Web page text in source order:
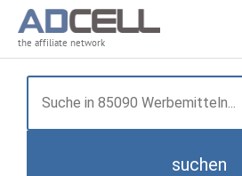
the affiliate network
suchen